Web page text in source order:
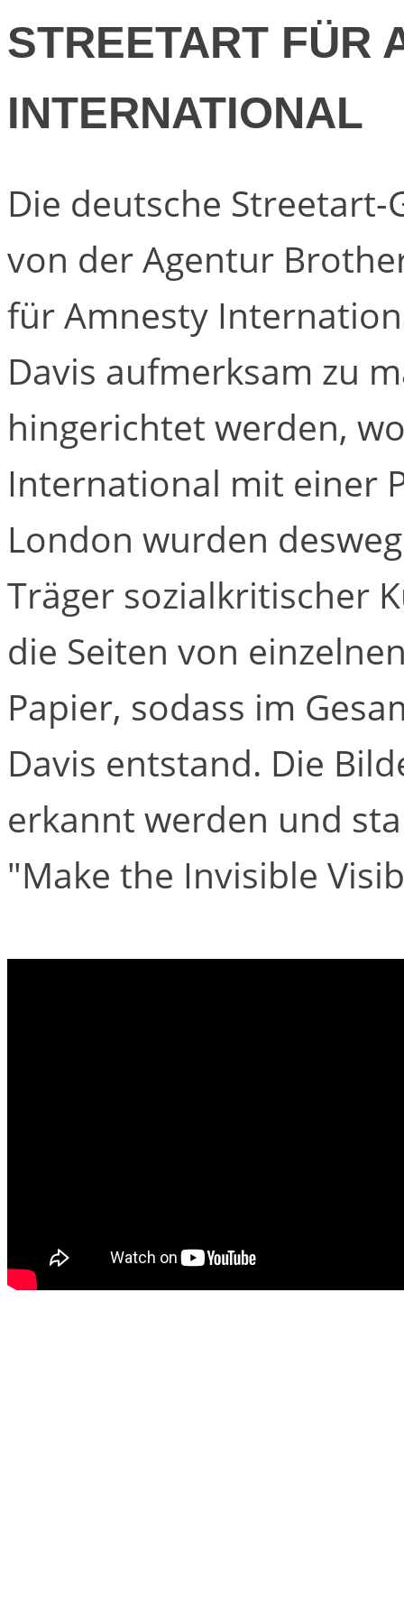
STREETART FÜR
INTERNATIONAL
Die deutsche
von der Agentur
für Amnesty
Davis aufmerksam zu
hingerichtet werden,
International mit einer
London wurden
Träger sozialkritischer
die Seiten von
Papier, sodass im
Davis entstand. Die
erkannt werden und
"Make the Invisible